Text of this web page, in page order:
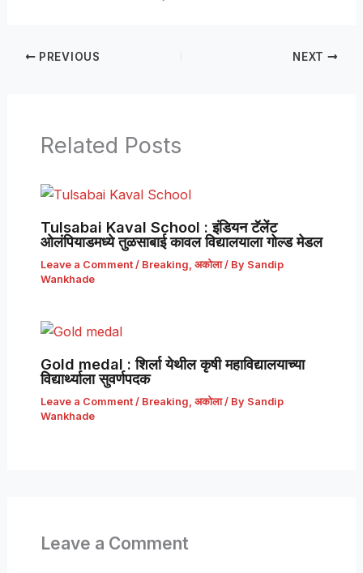
PREVIOUS NEXT
Related Posts
Tulsabai Kaval School : इंडियन टॅलेंट
ओलंपियाडमध्ये तुळसाबाई कावल विद्यालयाला गोल्ड मेडल
Leave a Comment / Breaking अकोला/ By Sandip
Wankhade
Gold medal : शिर्ला येथील कृषी महाविद्यालयाच्या
विद्यार्थ्याला सुवर्णपदक
Leave a Comment / Breaking अकोला/ By Sandip
Wankhade
Leave a Comment